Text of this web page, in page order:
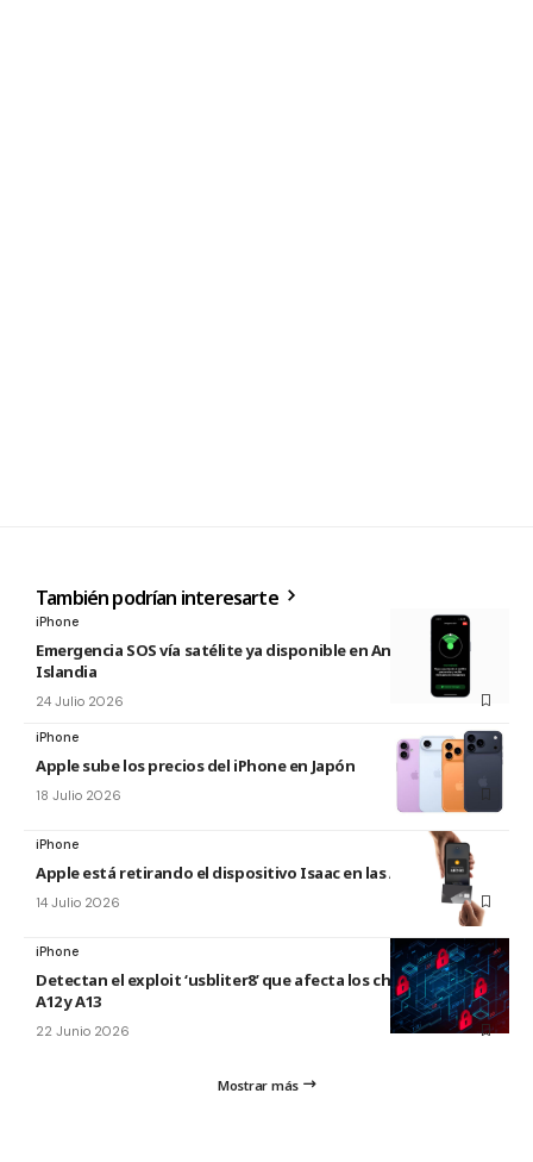
También podrían interesarte
iPhone
Emergencia SOS vía satélite ya disponible en Andorra e
Islandia
24 Julio 2026
iPhone
Apple sube los precios del iPhone en Japón
18 Julio 2026
iPhone
Apple está retirando el dispositivo Isaac en las Apple Store
14 Julio 2026
iPhone
Detectan el exploit ‘usbliter8’ que afecta los chips de Apple
A12 y A13
22 Junio 2026
Mostrar más